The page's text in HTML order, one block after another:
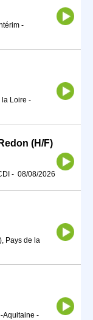
-
la Loire -
(H/F)
- 08/08/2026
Pays de la
Aquitaine -